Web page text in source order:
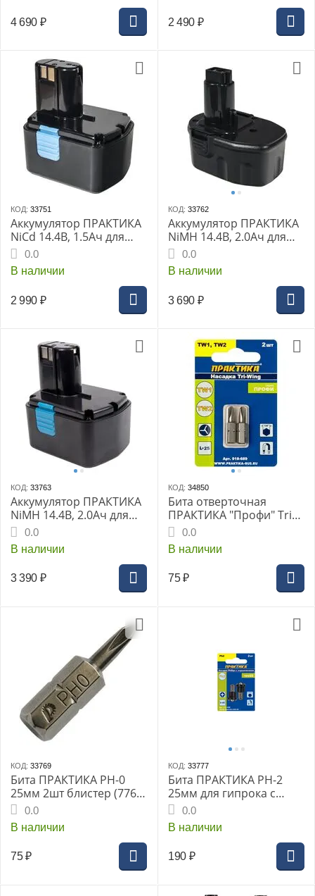
4 690 ₽ 2 490 ₽
КОД: 33751
Аккумулятор ПРАКТИКА
NiCd 14.4В, 1.5Ач для
HITACHI
0.0
В наличии
2 990 ₽
КОД: 33762
Аккумулятор ПРАКТИКА
NiMH 14.4В, 2.0Ач для
DeWALT
0.0
В наличии
3 690 ₽
КОД: 33763
Аккумулятор ПРАКТИКА
NiMH 14.4В, 2.0Ач для
HITACHI
0.0
В наличии
3 390 ₽
КОД: 34850
Бита отверточная
ПРАКТИКА "Профи" Tri
Wing 1x25мм, 2x25мм
(2шт), блистер
0.0
В наличии
75 ₽
КОД: 33769
Бита ПРАКТИКА PH-0
25мм 2шт блистер (776-
379) Профи (776-379)
0.0
В наличии
75 ₽
КОД: 33777
Бита ПРАКТИКА PH-2
25мм для гипрока с
ограничителем, (2шт)
блистер (031-228) Профи
0.0
В наличии
190 ₽